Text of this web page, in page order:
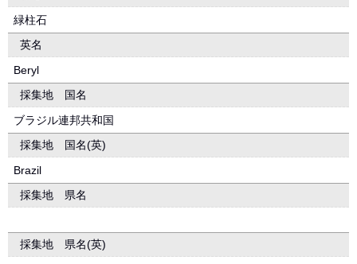
緑柱石
英名
Beryl
採集地 国名
ブラジル連邦共和国
採集地 国名(英)
Brazil
採集地 県名
採集地 県名(英)